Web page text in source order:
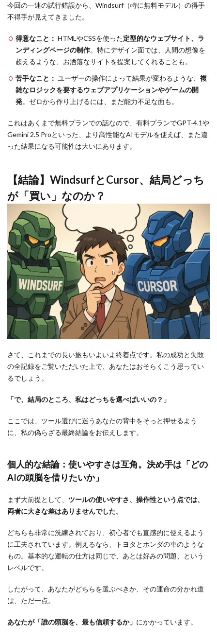
今回の一連の試行錯誤から、Windsurf（特に無料モデル）の得手
不得手が見えてきました。
得意なこと： HTMLやCSSを使った定型的なウェブサイト、ラ
ンディングページの制作。特にデザイン面では、人間の想像を
超えるような、お洒落なサイトを提案してくれることも。
苦手なこと： ユーザーの操作によって結果が変わるような、 複
雑なロジックを要するウェブアプリケーションやゲームの開
発。ゼロから作り上げるには、まだ能力不足な面も。
これはあくまで無料プランでの話なので、有料プランでGPT-4.1や
Gemini 2.5 Proといった、より高性能なAIモデルを使えば、また違
った結果になる可能性は大いにあります。
【結論】WindsurfとCursor、結局どっち
が「買い」なのか？
さて、これまでの長い旅もいよいよ終着点です。私の成功と失敗
の全記録をご覧いただいた上で、あなたはおそらくこう思ってい
るでしょう。
「で、結局のところ、私はどっちを選べばいいの？」
ここでは、ツール選びに迷うあなたの背中をそっと押せるよう
に、私の偽らざる最終結論をお伝えします。
個人的な結論：使いやすさは互角。決め手は「どの
AIの頭脳を借りたいか」
まず大前提として、 ツールの使いやすさ、操作性という点では、
両者に大きな差はありませんでした。
どちらも非常に洗練されており、初心者でも直感的に使えるよう
に工夫されています。例えるなら、トヨタとホンダの車のような
もの。基本的な運転の仕方は同じで、あとは好みの問題、という
レベルです。
したがって、あなたがどちらを選ぶべきか、その運命の分かれ道
は、ただ一点。
あなたが「誰の頭脳を、最も信頼するか」 にかかっています。